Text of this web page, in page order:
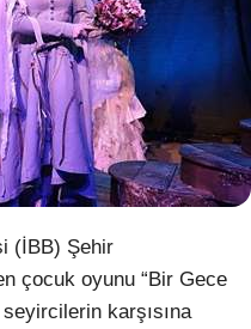
Facebook
Instagram
Youtube
Pinterest
(İBB) Şehir
çocuk oyunu “Bir Gece
karşısına